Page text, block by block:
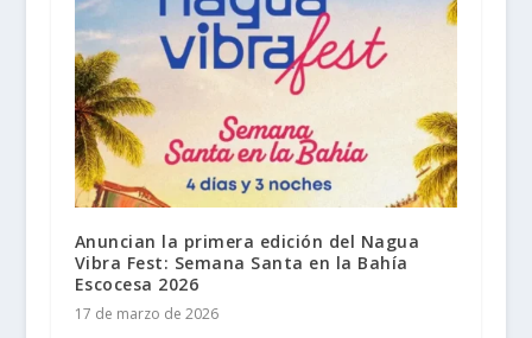
Anuncian la primera edición del Nagua
Vibra Fest: Semana Santa en la Bahía
Escocesa 2026
17 de marzo de 2026